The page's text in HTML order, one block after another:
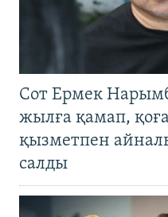
Сот Ермек
жылға қамап,
қызметпен
салды